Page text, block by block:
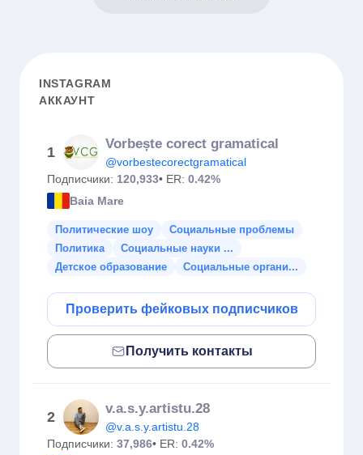
INSTAGRAM
АККАУНТ
1
Vorbește corect gramatical
@vorbestecorectgramatical
Подписчики: 120,933• ER: 0.42%
Baia Mare
Политические шоу
Социальные проблемы
Политика
Социальные науки ...
Детское образование
Социальные органи...
Проверить фейковых подписчиков
Получить контакты
2
v.a.s.y.artistu.28
@v.a.s.y.artistu.28
Подписчики: 37,986• ER: 0.42%